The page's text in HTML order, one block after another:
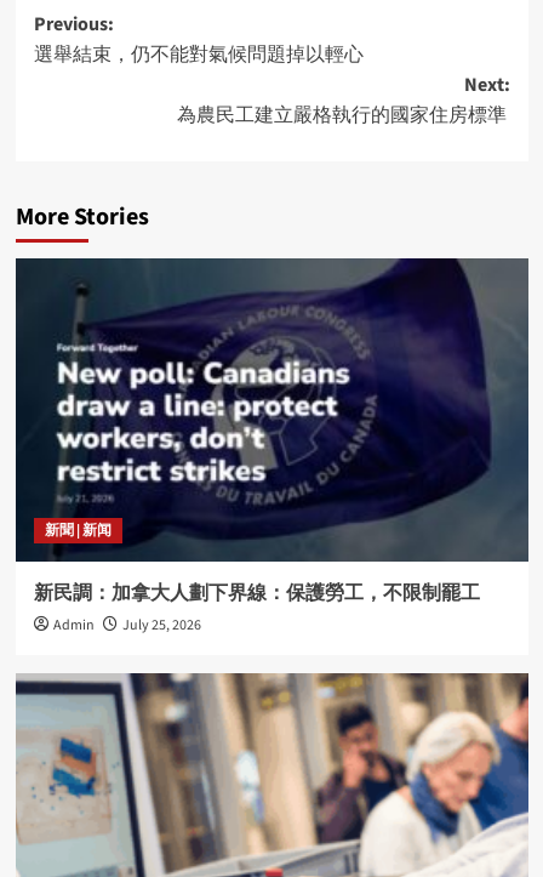
Post
navigation
Previous:
選舉結束，仍不能對氣候問題掉以輕心
Next:
為農民工建立嚴格執行的國家住房標準
More Stories
新聞 | 新闻
新民調：加拿大人劃下界線：保護勞工，不限制罷工
Admin July 25, 2026